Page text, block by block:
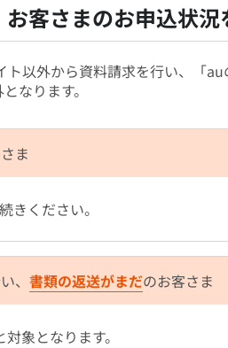
お客さまのお申込状
以外から資料請求を行い、「
なります。
ま
きください。
、 書類の返送がまだのお客さま
象となります。